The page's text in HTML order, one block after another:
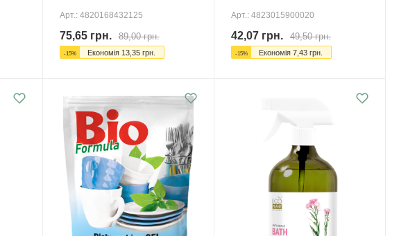
Арт.: 4820168432125
75,65грн. 89,00грн.
-15% Економія 13,35грн.
Арт.: 4823015900020
42,07грн. 49,50грн.
-15% Економія 7,43грн.